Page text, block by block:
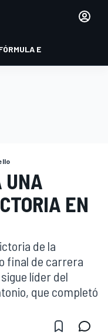
E
UNA
EN
de la
final de carrera
líder del
que completó